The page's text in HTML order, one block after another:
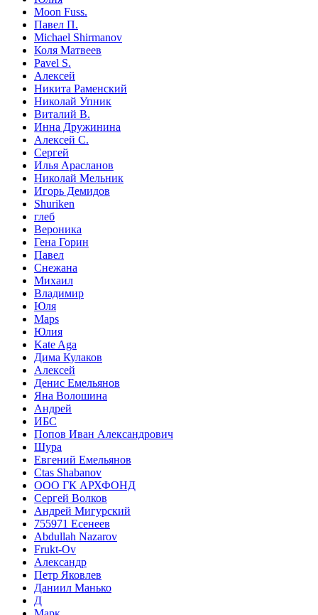
Moon Fuss.
Павел П.
Michael Shirmanov
Коля Матвеев
Pavel S.
Алексей
Никита Раменский
Николай Упник
Виталий В.
Инна Дружинина
Алексей С.
Сергей
Илья Арасланов
Николай Мельник
Игорь Демидов
Shuriken
глеб
Вероника
Гена Горин
Павел
Снежана
Михаил
Владимир
Юля
Maps
Юлия
Kate Aga
Дима Кулаков
Алексей
Денис Емельянов
Яна Волошина
Андрей
ИБС
Попов Иван Александрович
Шура
Евгений Емельянов
Ctas Shabanov
ООО ГК АРХФОНД
Сергей Волков
Андрей Мигурский
755971 Есенеев
Abdullah Nazarov
Frukt-Ov
Александр
Петр Яковлев
Даниил Манько
Д